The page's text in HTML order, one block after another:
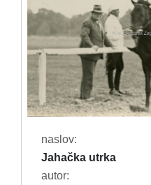
naslov:
Jahačka utrka
autor: